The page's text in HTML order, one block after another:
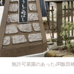
無許可菜園のあったJR飯田